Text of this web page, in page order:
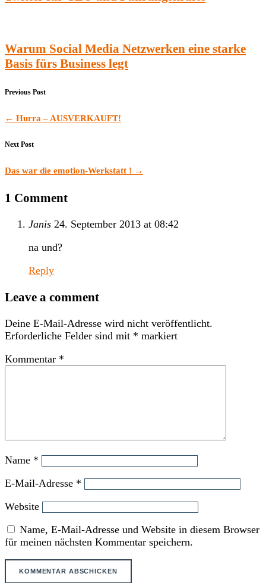
Warum Social Media Netzwerken eine starke
Basis fürs Business legt
Previous Post
← Hurra – AUSVERKAUFT!
Next Post
Das war die emotion-Werkstatt ! →
1 Comment
Janis 24. September 2013 at 08:42
na und?
Reply
Leave a comment
Deine E-Mail-Adresse wird nicht veröffentlicht.
Erforderliche Felder sind mit * markiert
Kommentar *
Name *
E-Mail-Adresse *
Website
Name, E-Mail-Adresse und Website in diesem Browser
für meinen nächsten Kommentar speichern.